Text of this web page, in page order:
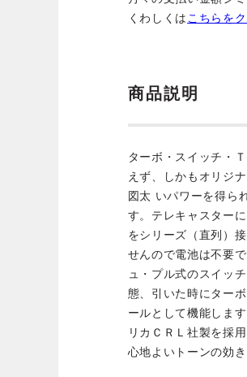
くわしくは こちらを
商品説明
ターボ・スイッチ・
えず、しかもオリジ
図太 いパワーを得ら
す。テレキャスター
をシリーズ（直列）
せんので電池は不要
ュ・プル式のスイッ
態、引いた時にター
ールとして機能しま
リカＣＲＬ社製を採
心地よいトーンの効